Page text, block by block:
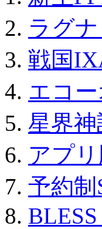
ラグ
戦国
エコ
星界
アプ
予約制